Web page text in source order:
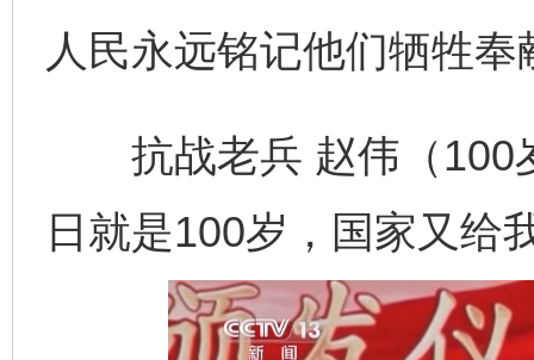
人民永远铭记他们牺牲奉
抗战老兵 赵伟（100
日就是100岁，国家又给